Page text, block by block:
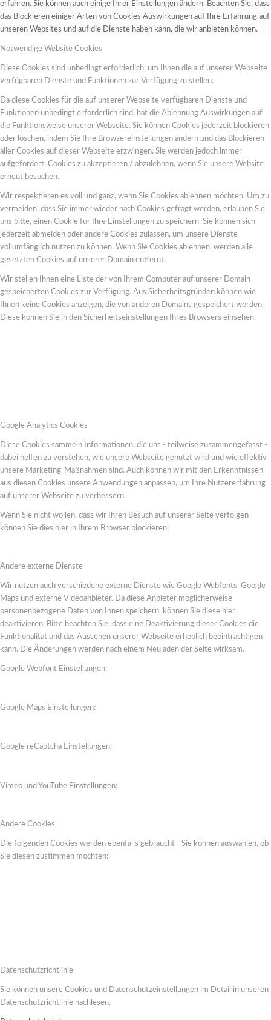
erfahren. Sie können auch einige Ihrer Einstellungen ändern. Beachten Sie, dass
das Blockieren einiger Arten von Cookies Auswirkungen auf Ihre Erfahrung auf
unseren Websites und auf die Dienste haben kann, die wir anbieten können.
Notwendige Website Cookies
Diese Cookies sind unbedingt erforderlich, um Ihnen die auf unserer Webseite
verfügbaren Dienste und Funktionen zur Verfügung zu stellen.
Da diese Cookies für die auf unserer Webseite verfügbaren Dienste und
Funktionen unbedingt erforderlich sind, hat die Ablehnung Auswirkungen auf
die Funktionsweise unserer Webseite. Sie können Cookies jederzeit blockieren
oder löschen, indem Sie Ihre Browsereinstellungen ändern und das Blockieren
aller Cookies auf dieser Webseite erzwingen. Sie werden jedoch immer
aufgefordert, Cookies zu akzeptieren / abzulehnen, wenn Sie unsere Website
erneut besuchen.
Wir respektieren es voll und ganz, wenn Sie Cookies ablehnen möchten. Um zu
vermeiden, dass Sie immer wieder nach Cookies gefragt werden, erlauben Sie
uns bitte, einen Cookie für Ihre Einstellungen zu speichern. Sie können sich
jederzeit abmelden oder andere Cookies zulassen, um unsere Dienste
vollumfänglich nutzen zu können. Wenn Sie Cookies ablehnen, werden alle
gesetzten Cookies auf unserer Domain entfernt.
Wir stellen Ihnen eine Liste der von Ihrem Computer auf unserer Domain
gespeicherten Cookies zur Verfügung. Aus Sicherheitsgründen können wie
Ihnen keine Cookies anzeigen, die von anderen Domains gespeichert werden.
Diese können Sie in den Sicherheitseinstellungen Ihres Browsers einsehen.
Google Analytics Cookies
Diese Cookies sammeln Informationen, die uns - teilweise zusammengefasst -
dabei helfen zu verstehen, wie unsere Webseite genutzt wird und wie effektiv
unsere Marketing-Maßnahmen sind. Auch können wir mit den Erkenntnissen
aus diesen Cookies unsere Anwendungen anpassen, um Ihre Nutzererfahrung
auf unserer Webseite zu verbessern.
Wenn Sie nicht wollen, dass wir Ihren Besuch auf unserer Seite verfolgen
können Sie dies hier in Ihrem Browser blockieren:
Andere externe Dienste
Wir nutzen auch verschiedene externe Dienste wie Google Webfonts, Google
Maps und externe Videoanbieter. Da diese Anbieter möglicherweise
personenbezogene Daten von Ihnen speichern, können Sie diese hier
deaktivieren. Bitte beachten Sie, dass eine Deaktivierung dieser Cookies die
Funktionalität und das Aussehen unserer Webseite erheblich beeinträchtigen
kann. Die Änderungen werden nach einem Neuladen der Seite wirksam.
Google Webfont Einstellungen:
Google Maps Einstellungen:
Google reCaptcha Einstellungen:
Vimeo und YouTube Einstellungen:
Andere Cookies
Die folgenden Cookies werden ebenfalls gebraucht - Sie können auswählen, ob
Sie diesen zustimmen möchten:
Datenschutzrichtlinie
Sie können unsere Cookies und Datenschutzeinstellungen im Detail in unseren
Datenschutzrichtlinie nachlesen.